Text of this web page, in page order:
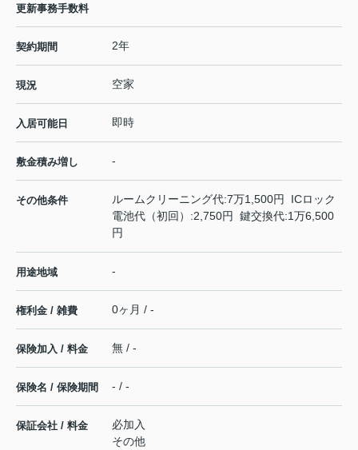
更新事務手数料
契約期間 2年
現況 空家
入居可能日 即時
敷金積み増し -
その他条件
ルームクリーニング代:7万1,500円 ICロック
電池代（初回）:2,750円 鍵交換代:1万6,500
円
用途地域 -
権利金 / 雑費 0ヶ月 / -
保険加入 / 料金 無 / -
保険名 / 保険期間 - / -
保証会社 / 料金
必加入
その他